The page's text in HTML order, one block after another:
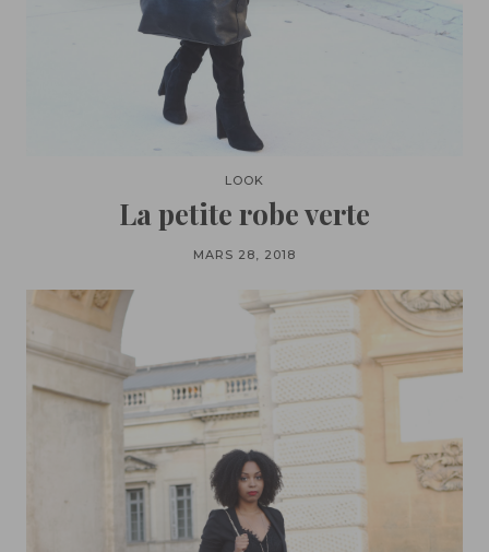
LOOK
La petite robe verte
MARS 28, 2018